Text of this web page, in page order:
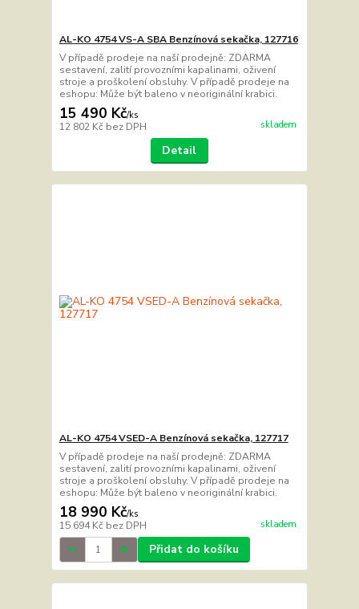
AL-KO 4754 VS-A SBA Benzínová sekačka, 127716
V případě prodeje na naší prodejně: ZDARMA
sestavení, zalití provozními kapalinami, oživení
stroje a proškolení obsluhy. V případě prodeje na
eshopu: Může být baleno v neoriginální krabici.
15 490 Kč/ks
12 802 Kč bez DPH skladem
Detail
AL-KO 4754 VSED-A Benzínová sekačka, 127717
V případě prodeje na naší prodejně: ZDARMA
sestavení, zalití provozními kapalinami, oživení
stroje a proškolení obsluhy. V případě prodeje na
eshopu: Může být baleno v neoriginální krabici.
18 990 Kč/ks
15 694 Kč bez DPH skladem
Přidat do košíku